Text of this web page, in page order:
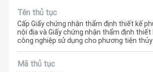
Tên thủ tục
Cấp Giấy chứng nhận thẩm định thiết kế
nội địa và Giấy chứng nhận thẩm định thiết
công nghiệp sử dụng cho phương tiện
Mã thủ tục